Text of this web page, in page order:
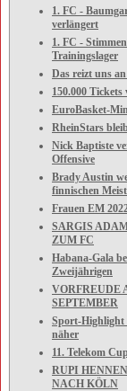
1. FC -
verlängert
1. FC -
Trainingslager
Das reizt uns
150.000
EuroBasket-
RheinStars
Nick Baptiste
Offensive
Brady Austin
finnischen
Frauen EM
SARGIS
ZUM FC
Habana-Gala
Zweijährigen
VORFREUDE
SEPTEMBER
Sport-
näher
11. Telekom Cup
RUPI
NACH KÖLN